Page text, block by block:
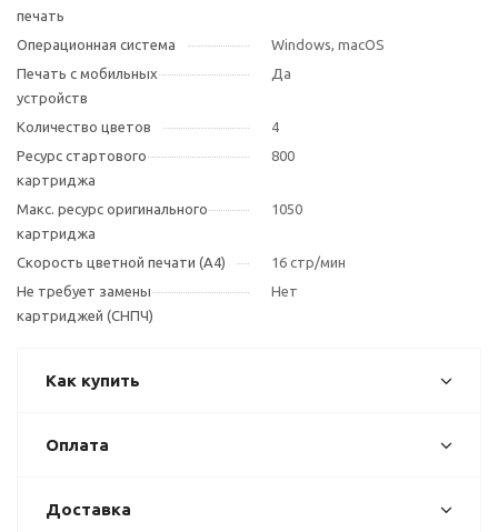
печать
Операционная система
Windows, macOS
Печать с мобильных
устройств
Да
Количество цветов
4
Ресурс стартового
картриджа
800
Макс. ресурс оригинального
картриджа
1050
Скорость цветной печати (А4)
16 стр/мин
Не требует замены
картриджей (СНПЧ)
Нет
Как купить
Оплата
Доставка